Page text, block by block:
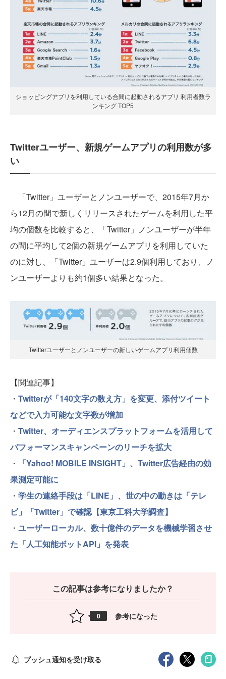
ショッピングアプリを利用している合間に起動されるアプリ 利用者数ラ
ンキング TOP5
Twitterユーザー、新規ゲームアプリの利用数が多
い
「Twitter」ユーザーとノンユーザーで、2015年7月か
ら12月の間で新しくリリースされたゲームを利用した平
均の個数を比較すると、「Twitter」ノンユーザーが半年
の間に平均して2個の新規ゲームアプリを利用していた
のに対し、「Twitter」ユーザーは2.9個利用しており、ノ
ンユーザーよりも約1個多い結果となった。
Twitterユーザーとノンユーザーの新しいゲームアプリ利用個数
【関連記事】
・ Twitterが「140文字の数え方」を変更、添付ツイート
などで入力可能な文字数が増加
・ Twitter、オーディエンスプラットフォームを活用して
パフォーマンスキャンペーンのリーチを拡大
・
「Yahoo! MOBILE INSIGHT」、Twitter広告経由の効
果測定可能に
・ 学生の連絡手段は「LINE」、世の中の動きは「テレ
ビ」「Twitter」で確認【東京工科大学調査】
・ ユーザーローカル、数十億件のデータを機械学習させ
た「人工知能ボットAPI」を発表
この記事は参考になりましたか？
0 参考になった
プッシュ通知を受け取る